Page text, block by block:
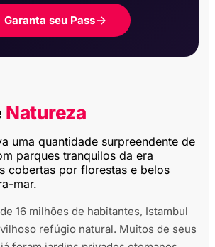
Garanta seu Pass
Natureza
uma quantidade surpreendente de
parques tranquilos da era
cobertas por florestas e belos
mar.
16 milhões de habitantes, Istambul
refúgio natural. Muitos de seus